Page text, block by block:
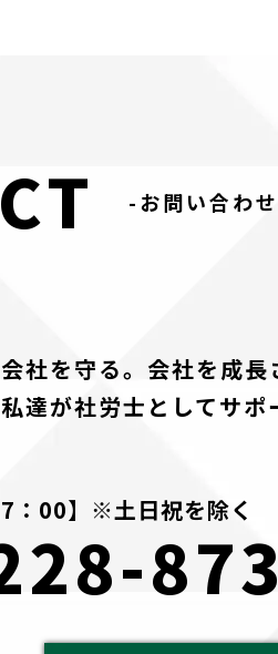
-お問い合わ
会社を守る。会社を成長
私達が社労士としてサポ
：00】※土日祝を除く